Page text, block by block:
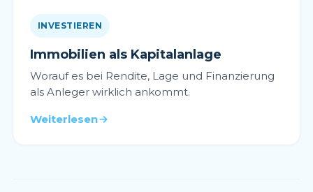
INVESTIEREN
Immobilien als Kapitalanlage
Worauf es bei Rendite, Lage und Finanzierung
als Anleger wirklich ankommt.
Weiterlesen